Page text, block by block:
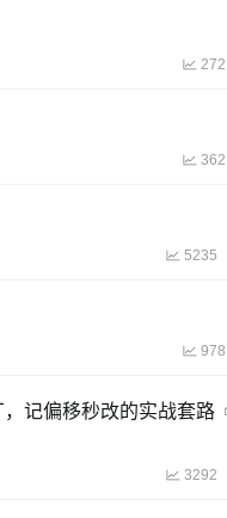
272
362
5235
978
记偏移秒改的实战套路
3292